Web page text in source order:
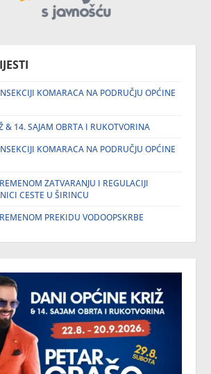
KOMARACA NA PODRUČJU OPĆINE
& 14. SAJAM OBRTA I RUKOTVORINA
KOMARACA NA PODRUČJU OPĆINE
ZATVARANJU I REGULACIJI
CESTE U ŠIRINCU
PREKIDU VODOOPSKRBE